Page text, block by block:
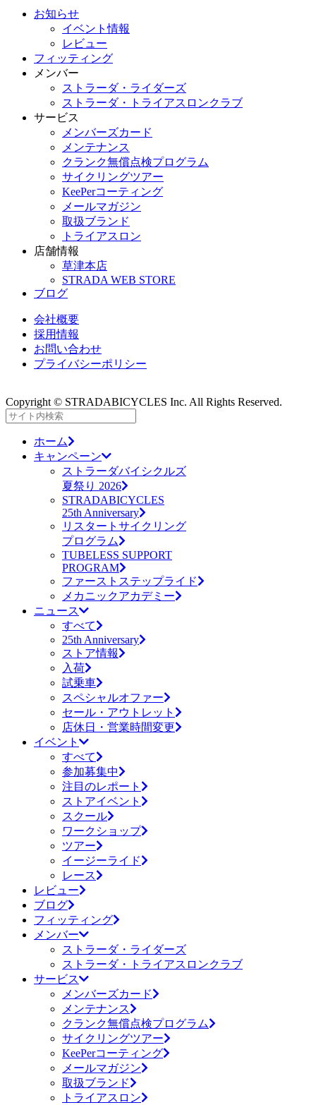
お知らせ
イベント情報
レビュー
フィッティング
メンバー
ストラーダ・ライダーズ
ストラーダ・トライアスロンクラブ
サービス
メンバーズカード
メンテナンス
クランク無償点検プログラム
サイクリングツアー
KeePerコーティング
メールマガジン
取扱ブランド
トライアスロン
店舗情報
草津本店
STRADA WEB STORE
ブログ
会社概要
採用情報
お問い合わせ
プライバシーポリシー
Copyright © STRADABICYCLES Inc. All Rights Reserved.
ホーム
キャンペーン
ストラーダバイシクルズ
夏祭り 2026
STRADABICYCLES
25th Anniversary
リスタートサイクリング
プログラム
TUBELESS SUPPORT
PROGRAM
ファーストステップライド
メカニックアカデミー
ニュース
すべて
25th Anniversary
ストア情報
入荷
試乗車
スペシャルオファー
セール・アウトレット
店休日・営業時間変更
イベント
すべて
参加募集中
注目のレポート
ストアイベント
スクール
ワークショップ
ツアー
イージーライド
レース
レビュー
ブログ
フィッティング
メンバー
ストラーダ・ライダーズ
ストラーダ・トライアスロンクラブ
サービス
メンバーズカード
メンテナンス
クランク無償点検プログラム
サイクリングツアー
KeePerコーティング
メールマガジン
取扱ブランド
トライアスロン